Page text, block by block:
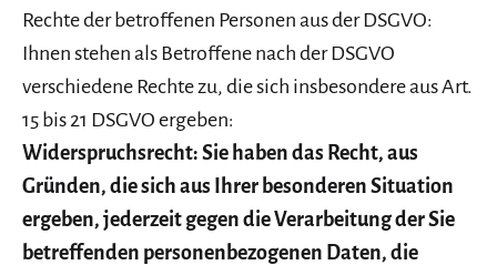
Rechte der betroffenen Personen aus der DSGVO:
Ihnen stehen als Betroffene nach der DSGVO
verschiedene Rechte zu, die sich insbesondere aus Art.
15 bis 21 DSGVO ergeben:
Widerspruchsrecht: Sie haben das Recht, aus
Gründen, die sich aus Ihrer besonderen Situation
ergeben, jederzeit gegen die Verarbeitung der Sie
betreffenden personenbezogenen Daten, die